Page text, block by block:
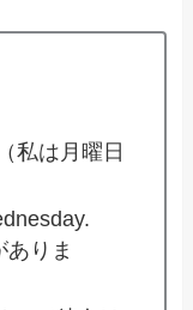
私は月曜日
ありま